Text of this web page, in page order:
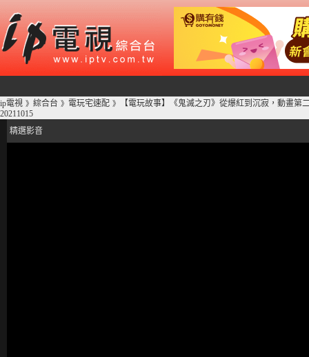
ip電視 》 綜合台 》 電玩宅速配 》
【電玩故事】《鬼滅之刃》從爆紅到沉寂，動畫第
20211015
精選影音